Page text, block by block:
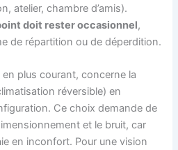
atelier, chambre d’amis).
doit rester occasionnel,
de répartition ou de déperdition.
plus courant, concerne la
réversible) en
Ce choix demande de
et le bruit, car
en inconfort. Pour une vision